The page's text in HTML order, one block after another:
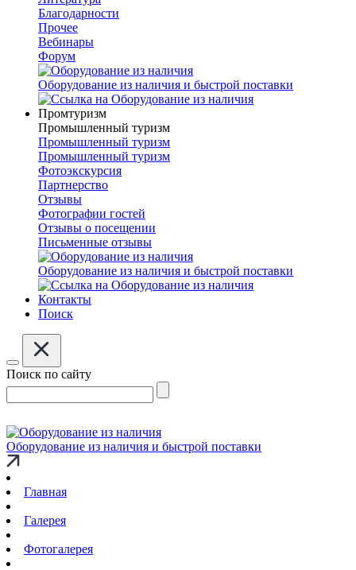
Благодарности
Прочее
Вебинары
Форум
Оборудование из наличия и быстрой поставки
Промтуризм
Промышленный туризм
Промышленный туризм
Промышленный туризм
Фотоэкскурсия
Партнерство
Отзывы
Фотографии гостей
Отзывы о посещении
Письменные отзывы
Оборудование из наличия и быстрой поставки
Контакты
Поиск
Поиск по сайту
Оборудование из наличия и быстрой поставки
Главная
Галерея
Фотогалерея